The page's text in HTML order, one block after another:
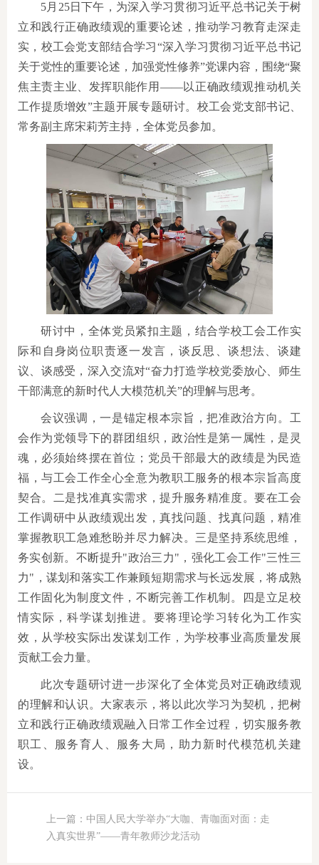
5月25日下午，为深入学习贯彻习近平总书记关于树
立和践行正确政绩观的重要论述，推动学习教育走深走
实，校工会党支部结合学习“深入学习贯彻习近平总书记
关于党性的重要论述，加强党性修养”党课内容，围绕“聚
焦主责主业、发挥职能作用——以正确政绩观推动机关
工作提质增效”主题开展专题研讨。校工会党支部书记、
常务副主席宋莉芳主持，全体党员参加。
研讨中，全体党员紧扣主题，结合学校工会工作实
际和自身岗位职责逐一发言，谈反思、谈想法、谈建
议、谈感受，深入交流对“奋力打造学校党委放心、师生
干部满意的新时代人大模范机关”的理解与思考。
会议强调，一是锚定根本宗旨，把准政治方向。工
会作为党领导下的群团组织，政治性是第一属性，是灵
魂，必须始终摆在首位；党员干部最大的政绩是为民造
福，与工会工作全心全意为教职工服务的根本宗旨高度
契合。二是找准真实需求，提升服务精准度。要在工会
工作调研中从政绩观出发，真找问题、找真问题，精准
掌握教职工急难愁盼并尽力解决。三是坚持系统思维，
务实创新。不断提升"政治三力"，强化工会工作"三性三
力"，谋划和落实工作兼顾短期需求与长远发展，将成熟
工作固化为制度文件，不断完善工作机制。四是立足校
情实际，科学谋划推进。要将理论学习转化为工作实
效，从学校实际出发谋划工作，为学校事业高质量发展
贡献工会力量。
此次专题研讨进一步深化了全体党员对正确政绩观
的理解和认识。大家表示，将以此次学习为契机，把树
立和践行正确政绩观融入日常工作全过程，切实服务教
职工、服务育人、服务大局，助力新时代模范机关建
设。
上一篇：中国人民大学举办“大咖、青咖面对面：走
入真实世界”——青年教师沙龙活动